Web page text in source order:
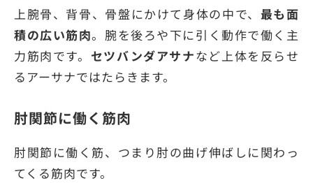
上腕骨、背骨、骨盤にかけて身体の中で、 最も面
積の広い筋肉。腕を後ろや下に引く動作で働く主
力筋肉です。 セツバンダアサナなど上体を反らせ
るアーサナではたらきます。
肘関節に働く筋肉
肘関節に働く筋、つまり肘の曲げ伸ばしに関わっ
てくる筋肉です。